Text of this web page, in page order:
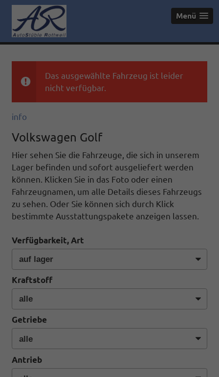
Menü
Das ausgewählte Fahrzeug ist leider
nicht verfügbar.
info
Volkswagen Golf
Hier sehen Sie die Fahrzeuge, die sich in unserem
Lager befinden und sofort ausgeliefert werden
können. Klicken Sie in das Foto oder einen
Fahrzeugnamen, um alle Details dieses Fahrzeugs
zu sehen. Oder Sie können sich durch Klick
bestimmte Ausstattungspakete anzeigen lassen.
Verfügbarkeit, Art
Kraftstoff
Getriebe
Antrieb